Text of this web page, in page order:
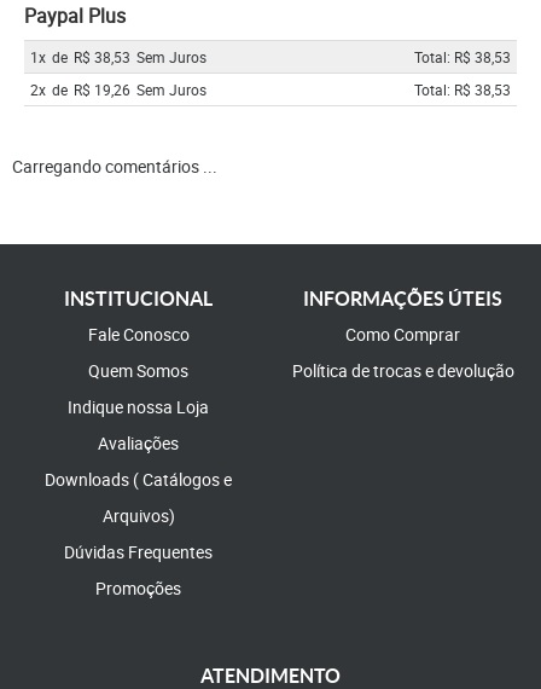
Paypal Plus
1x de R$ 38,53 Sem Juros
Total: R$ 38,53
2x de R$ 19,26 Sem Juros Total: R$ 38,53
Carregando comentários ...
INSTITUCIONAL
Fale Conosco
Quem Somos
Indique nossa Loja
Avaliações
Downloads ( Catálogos e
Arquivos)
Dúvidas Frequentes
Promoções
INFORMAÇÕES ÚTEIS
Como Comprar
Política de trocas e devolução
ATENDIMENTO